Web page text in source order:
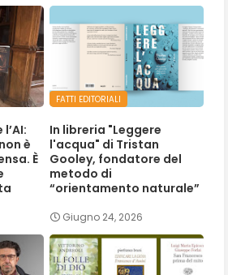
è
È
FATTI EDITORIALI
In libreria "Leggere
l'acqua" di Tristan
Gooley, fondatore del
metodo di
“orientamento naturale”
Giugno 24, 2026